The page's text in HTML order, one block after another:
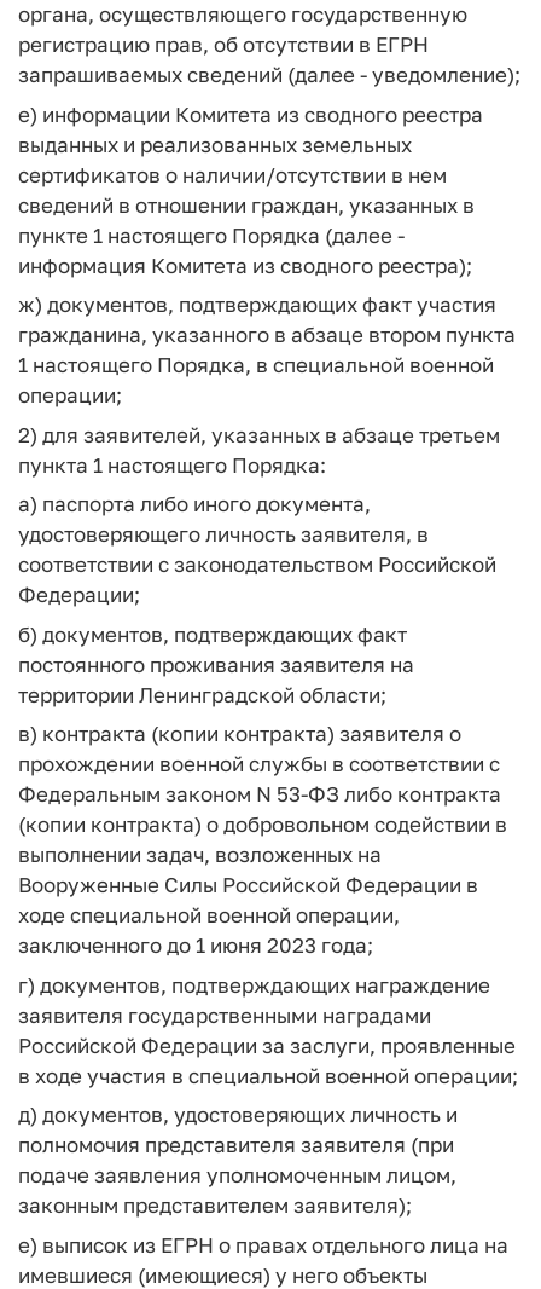
органа, осуществляющего государственную
регистрацию прав, об отсутствии в ЕГРН
запрашиваемых сведений (далее - уведомление);
е) информации Комитета из сводного реестра
выданных и реализованных земельных
сертификатов о наличии/отсутствии в нем
сведений в отношении граждан, указанных в
пункте 1 настоящего Порядка (далее -
информация Комитета из сводного реестра);
ж) документов, подтверждающих факт участия
гражданина, указанного в абзаце втором пункта
1 настоящего Порядка, в специальной военной
операции;
2) для заявителей, указанных в абзаце третьем
пункта 1 настоящего Порядка:
а) паспорта либо иного документа,
удостоверяющего личность заявителя, в
соответствии с законодательством Российской
Федерации;
б) документов, подтверждающих факт
постоянного проживания заявителя на
территории Ленинградской области;
в) контракта (копии контракта) заявителя о
прохождении военной службы в соответствии с
Федеральным законом N 53-ФЗ либо контракта
(копии контракта) о добровольном содействии в
выполнении задач, возложенных на
Вооруженные Силы Российской Федерации в
ходе специальной военной операции,
заключенного до 1 июня 2023 года;
г) документов, подтверждающих награждение
заявителя государственными наградами
Российской Федерации за заслуги, проявленные
в ходе участия в специальной военной операции;
д) документов, удостоверяющих личность и
полномочия представителя заявителя (при
подаче заявления уполномоченным лицом,
законным представителем заявителя);
е) выписок из ЕГРН о правах отдельного лица на
имевшиеся (имеющиеся) у него объекты